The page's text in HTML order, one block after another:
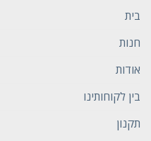
בית
חנות
אודות
בין לקוחותינו
תקנון